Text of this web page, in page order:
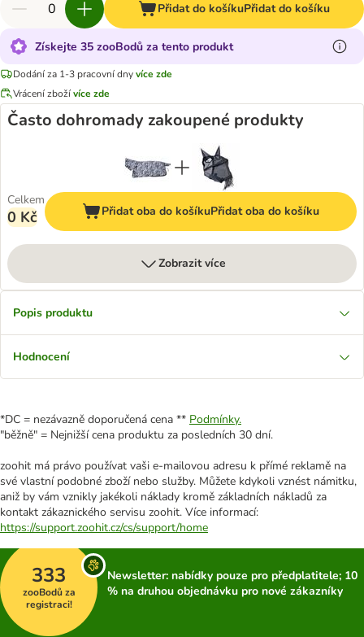
Přidat do košíkuPřidat do košíku
Získejte 35 zooBodů za tento produkt
Dodání za 1-3 pracovní dnyvíce zde
Vrácení zbožívíce zde
Často dohromady zakoupené produkty
Celkem
0 Kč Přidat oba do košíkuPřidat oba do košíku
Zobrazit více
Popis produktu
Hodnocení
*DC = nezávazně doporučená cena ** Podmínky.
"běžně" = Nejnižší cena produktu za posledních 30 dní.
zoohit má právo používat vaši e-mailovou adresu k přímé reklamě na
své vlastní podobné zboží nebo služby. Můžete kdykoli vznést námitku,
aniž by vám vznikly jakékoli náklady kromě základních nákladů za
kontakt zákaznického servisu zoohit. Více informací:
https://support.zoohit.cz/cs/support/home
333
zooBodů za
registraci!
Newsletter: nabídky pouze pro předplatitele; 10
% na druhou objednávku pro nové zákazníky